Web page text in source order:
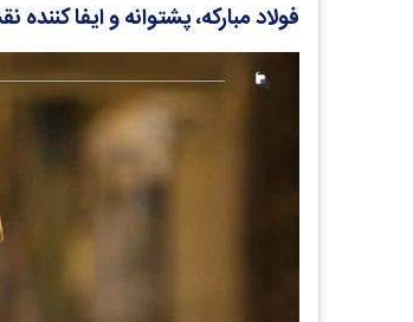
فولاد مبارکه، پشتوانه و ایفا